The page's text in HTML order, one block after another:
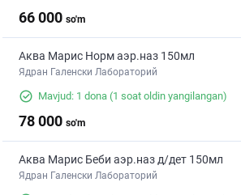
66 000 so'm
Аква Марис Норм аэр.наз 150мл
Ядран Галенски Лабораторий
Mavjud: 1 dona (1 soat oldin yangilangan)
78 000 so'm
Аква Марис Беби аэр.наз д/дет 150мл
Ядран Галенски Лабораторий